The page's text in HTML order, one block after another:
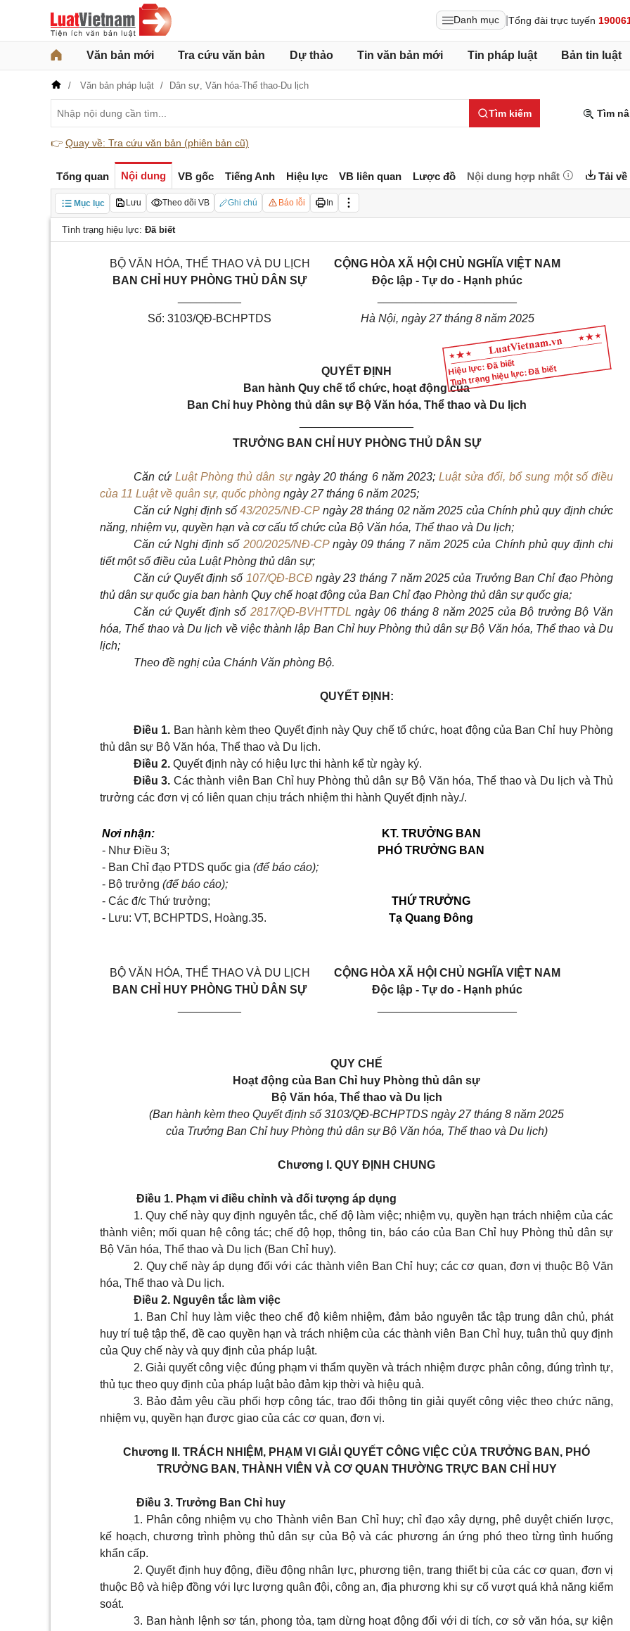
Danh mục Tổng đài trực tuyến
Văn bản mới Tra cứu văn bản Dự thảo Tin văn bản mới Tin pháp luật Bản tin luật
Văn bản pháp luật Dân sự, Văn hóa-Thể thao-Du lịch
Tìm kiếm Tìm
👉 Quay về: Tra cứu văn bản (phiên bản cũ)
Tổng quan Nội dung VB gốc Tiếng Anh Hiệu lực VB liên quan Lược đồ Nội dung hợp nhất Tải về
Mục lục Lưu Theo dõi VB Ghi chú Báo lỗi In
Tình trạng hiệu lực: Đã biết
Hiệu lực: Đã biết
Tình trạng hiệu lực: Đã biết
BỘ VĂN HÓA, THỂ THAO VÀ DU LỊCH
BAN CHỈ HUY PHÒNG THỦ DÂN SỰ
Số: 3103/QĐ-BCHPTDS
CỘNG HÒA XÃ HỘI CHỦ NGHĨA VIỆT NAM
Độc lập - Tự do - Hạnh phúc
Hà Nội, ngày 27 tháng 8 năm 2025
QUYẾT ĐỊNH
Ban hành Quy chế tổ chức, hoạt động của
Ban Chỉ huy Phòng thủ dân sự Bộ Văn hóa, Thể thao và Du lịch
TRƯỞNG BAN CHỈ HUY PHÒNG THỦ DÂN SỰ
Căn cứ Luật Phòng thủ dân sựngày 20 tháng 6 năm 2023;Luật sửa đổi, bổ sung một số điều
của 11 Luật về quân sự, quốc phòng ngày 27 tháng 6 năm 2025;
Căn cứ Nghị định số43/2025/NĐ-CPngày 28 tháng 02 năm 2025 của Chính phủ quy định chức
năng, nhiệm vụ, quyền hạn và cơ cấu tổ chức của Bộ Văn hóa, Thể thao và Du lịch;
Căn cứ Nghị định số 200/2025/NĐ-CPngày 09 tháng 7 năm 2025 của Chính phủ quy định chi
tiết một số điều của Luật Phòng thủ dân sự;
Căn cứ Quyết định số 107/QĐ-BCĐngày 23 tháng 7 năm 2025 của Trưởng Ban Chỉ đạo Phòng
thủ dân sự quốc gia ban hành Quy chế hoạt động của Ban Chỉ đạo Phòng thủ dân sự quốc gia;
Căn cứ Quyết định số 2817/QĐ-BVHTTDL ngày 06 tháng 8 năm 2025 của Bộ trưởng Bộ Văn
hóa, Thể thao và Du lịch về việc thành lập Ban Chỉ huy Phòng thủ dân sự Bộ Văn hóa, Thể thao và Du
lịch;
Theo đề nghị của Chánh Văn phòng Bộ.
QUYẾT ĐỊNH:
Điều 1. Ban hành kèm theo Quyết định này Quy chế tổ chức, hoạt động của Ban Chỉ huy Phòng
thủ dân sự Bộ Văn hóa, Thể thao và Du lịch.
Điều 2. Quyết định này có hiệu lực thi hành kể từ ngày ký.
Điều 3. Các thành viên Ban Chỉ huy Phòng thủ dân sự Bộ Văn hóa, Thể thao và Du lịch và Thủ
trưởng các đơn vị có liên quan chịu trách nhiệm thi hành Quyết định này./.
Nơi nhận:
- Như Điều 3;
- Ban Chỉ đạo PTDS quốc gia (để báo cáo);
- Bộ trưởng (để báo cáo);
- Các đ/c Thứ trưởng;
- Lưu: VT, BCHPTDS, Hoàng.35.
KT. TRƯỞNG BAN
PHÓ TRƯỞNG BAN
THỨ TRƯỞNG
Tạ Quang Đông
BỘ VĂN HÓA, THỂ THAO VÀ DU LỊCH
BAN CHỈ HUY PHÒNG THỦ DÂN SỰ
CỘNG HÒA XÃ HỘI CHỦ NGHĨA VIỆT NAM
Độc lập - Tự do - Hạnh phúc
QUY CHẾ
Hoạt động của Ban Chỉ huy Phòng thủ dân sự
Bộ Văn hóa, Thể thao và Du lịch
(Ban hành kèm theo Quyết định số 3103/QĐ-BCHPTDS ngày 27 tháng 8 năm 2025
của Trưởng Ban Chỉ huy Phòng thủ dân sự Bộ Văn hóa, Thể thao và Du lịch)
Chương I. QUY ĐỊNH CHUNG
Điều 1. Phạm vi điều chỉnh và đối tượng áp dụng
1. Quy chế này quy định nguyên tắc, chế độ làm việc; nhiệm vụ, quyền hạn trách nhiệm của các
thành viên; mối quan hệ công tác; chế độ họp, thông tin, báo cáo của Ban Chỉ huy Phòng thủ dân sự
Bộ Văn hóa, Thể thao và Du lịch (Ban Chỉ huy).
2. Quy chế này áp dụng đối với các thành viên Ban Chỉ huy; các cơ quan, đơn vị thuộc Bộ Văn
hóa, Thể thao và Du lịch.
Điều 2. Nguyên tắc làm việc
1. Ban Chỉ huy làm việc theo chế độ kiêm nhiệm, đảm bảo nguyên tắc tập trung dân chủ, phát
huy trí tuệ tập thể, đề cao quyền hạn và trách nhiệm của các thành viên Ban Chỉ huy, tuân thủ quy định
của Quy chế này và quy định của pháp luật.
2. Giải quyết công việc đúng phạm vi thẩm quyền và trách nhiệm được phân công, đúng trình tự,
thủ tục theo quy định của pháp luật bảo đảm kịp thời và hiệu quả.
3. Bảo đảm yêu cầu phối hợp công tác, trao đổi thông tin giải quyết công việc theo chức năng,
nhiệm vụ, quyền hạn được giao của các cơ quan, đơn vị.
Chương II. TRÁCH NHIỆM, PHẠM VI GIẢI QUYẾT CÔNG VIỆC CỦA TRƯỞNG BAN, PHÓ
TRƯỞNG BAN, THÀNH VIÊN VÀ CƠ QUAN THƯỜNG TRỰC BAN CHỈ HUY
Điều 3. Trưởng Ban Chỉ huy
1. Phân công nhiệm vụ cho Thành viên Ban Chỉ huy; chỉ đạo xây dựng, phê duyệt chiến lược,
kế hoạch, chương trình phòng thủ dân sự của Bộ và các phương án ứng phó theo từng tình huống
khẩn cấp.
2. Quyết định huy động, điều động nhân lực, phương tiện, trang thiết bị của các cơ quan, đơn vị
thuộc Bộ và hiệp đồng với lực lượng quân đội, công an, địa phương khi sự cố vượt quá khả năng kiểm
soát.
3. Ban hành lệnh sơ tán, phong tỏa, tạm dừng hoạt động đối với di tích, cơ sở văn hóa, sự kiện